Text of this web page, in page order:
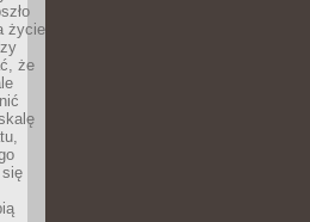
życie
że